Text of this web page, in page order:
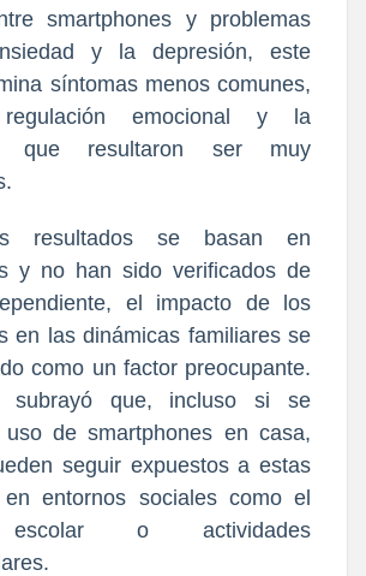
smartphones y problemas
y la depresión, este
síntomas menos comunes,
emocional y la
que resultaron ser muy
resultados se basan en
y no han sido verificados de
el impacto de los
en las dinámicas familiares se
como un factor preocupante.
subrayó que, incluso si se
de smartphones en casa,
seguir expuestos a estas
en entornos sociales como el
escolar o actividades